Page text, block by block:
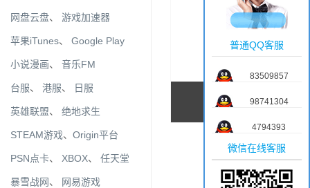
网盘云盘、 游戏加速器
苹果iTunes、 Google Play
小说漫画、 音乐FM
台服、 港服、 日服
英雄联盟、 绝地求生
STEAM游戏、 Origin平台
PSN点卡、 XBOX、 任天堂
暴雪战网、 网易游戏
普通QQ客服
83509857
98741304
4794393
微信在线客服